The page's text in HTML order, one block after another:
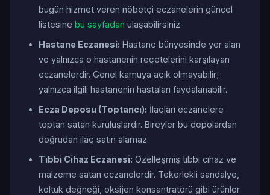
bugün hizmet veren nöbetçi eczanelerin güncel
listesine bu sayfadan ulaşabilirsiniz.
Hastane Eczanesi: Hastane bünyesinde yer alan
ve yalnızca o hastanenin reçetelerini karşılayan
eczanelerdir. Genel kamuya açık olmayabilir;
yalnızca ilgili hastanenin hastaları faydalanabilir.
Ecza Deposu (Toptancı): İlaçları eczanelere
toptan satan kuruluşlardır. Bireyler bu depolardan
doğrudan ilaç satın alamaz.
Tıbbi Cihaz Eczanesi: Özelleşmiş tıbbi cihaz ve
malzeme satan eczanelerdir. Tekerlekli sandalye,
koltuk değneği, oksijen konsantratörü gibi ürünler